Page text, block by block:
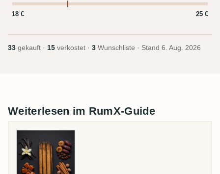
18 € 25 €
33 gekauft · 15 verkostet · 3 Wunschliste · Stand 6. Aug. 2026
Weiterlesen im RumX-Guide